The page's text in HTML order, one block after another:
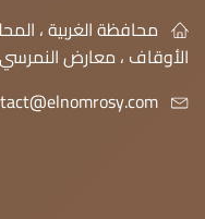
محافظة الغربية ،
الأوقاف ، معارض النمرسي